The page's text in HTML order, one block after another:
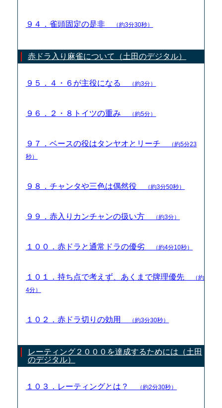
９４．雀頭固定の是非 （約3分30秒）
赤ドラ入り麻雀について（土田のデジタル）
９５．４・６が主役になる （約3分）
９６．２・８トイツの重み （約5分）
９７．ベースの役はタンヤオとリーチ
（約5分23
秒）
９８．チャンタや三色は偶然役 （約3分50秒）
９９．赤入りカンチャンの扱い方 （約3分）
１００．赤ドラと通常ドラの優劣 （約4分10秒）
１０１．持ち点で考えず、あくまで牌理優先
（約
4分）
１０２．赤ドラ切りの効用 （約3分30秒）
レーティング２０００を達成するためには（土田
のデジタル）
１０３．レーティングとは？ （約2分30秒）